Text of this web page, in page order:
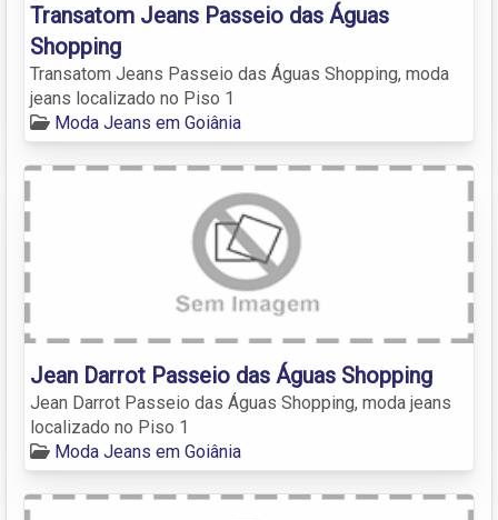
Transatom Jeans Passeio das Águas
Shopping
Transatom Jeans Passeio das Águas Shopping, moda
jeans localizado no Piso 1
Moda Jeans em Goiânia
Jean Darrot Passeio das Águas Shopping
Jean Darrot Passeio das Águas Shopping, moda jeans
localizado no Piso 1
Moda Jeans em Goiânia